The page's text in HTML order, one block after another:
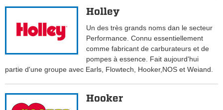
Holley
Un des très grands noms dan le secteur
Performance. Connu essentiellement
comme fabricant de carburateurs et de
pompes à essence. Fait aujourd'hui
partie d'une groupe avec Earls, Flowtech, Hooker,NOS et Weiand.
Hooker